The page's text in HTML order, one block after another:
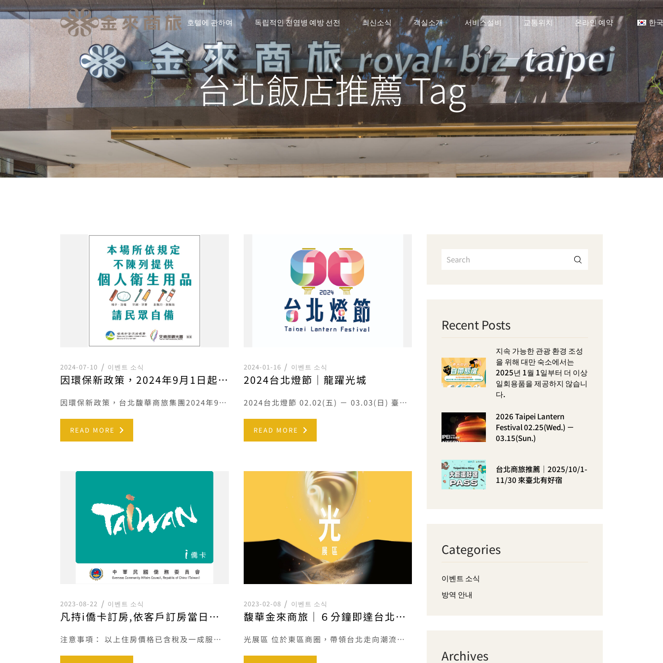
호텔에 관하여 독립적인 전염병 예방 선전 최신소식 객실소개 서비스설비 교통위치 온라인 예약 한
台北飯店推薦 Tag
2024-07-10 이벤트 소식
因環保新政策，2024年9月1日起-提前響應不主動提供一次性備品
因環保新政策，台北馥華商旅集團2024年9月1日起，提前響應不主動提供一次性備品，客房內僅提供沐浴乳、洗髮乳， […]
READ MORE
2024-01-16 이벤트 소식
2024台北燈節｜龍躍光城
2024台北燈節 02.02(五) － 03.03(日) 臺北市政府觀光傳播局自2017年舉辦「台北燈節」以來 […]
READ MORE
2023-08-22 이벤트 소식
凡持i僑卡訂房,依客戶訂房當日之官網訂房優惠價格再享200元折扣優惠。
注意事項： 以上住房價格已含稅及一成服務費。 本專案訂房價依客戶訂房當日之訂房價格為準。 本專案恕不得與其他優 […]
2023-02-08 이벤트 소식
馥華金來商旅｜６分鐘即達台北燈會—台北燈會住宿—光展區
光展區 位於東區商圈，帶領台北走向潮流尖端的場域。用光打開這座城市，每件作品如同希望之光坐落在商圈巷弄間，融入 […]
Recent Posts
지속 가능한 관광 환경 조성
을 위해 대만 숙소에서는
2025년 1월 1일부터 더 이상
일회용품을 제공하지 않습니
다.
2026 Taipei Lantern
Festival 02.25(Wed.) －
03.15(Sun.)
台北商旅推薦｜2025/10/1-
11/30 來臺北有好宿
Categories
이벤트 소식
방역 안내
Archives